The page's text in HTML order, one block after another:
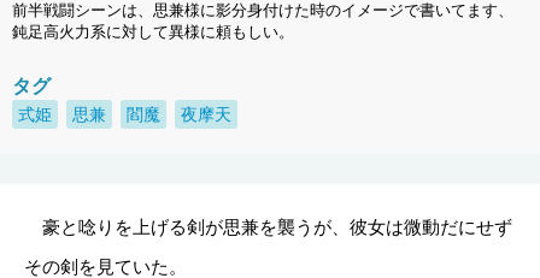
前半戦闘シーンは、思兼様に影分身付けた時のイメージで書いてます、
鈍足高火力系に対して異様に頼もしい。
タグ
式姫 思兼 閻魔 夜摩天
豪と唸りを上げる剣が思兼を襲うが、彼女は微動だにせず
その剣を見ていた。